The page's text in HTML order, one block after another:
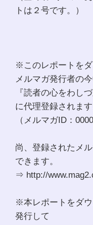
トは２号です。）
※このレポートを
メルマガ発行者の
『読者の心をわし
に代理登録されます
（メルマガID：
尚、登録されたメ
できます。
⇒ http://
※本レポートをダ
発行して